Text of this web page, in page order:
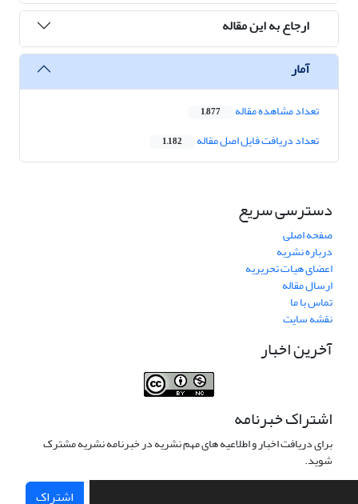
ارجاع به این مقاله
آمار
تعداد مشاهده مقاله 1,877
تعداد دریافت فایل اصل مقاله 1,182
دسترسی سریع
صفحه اصلی
درباره نشریه
اعضای هیات تحریریه
ارسال مقاله
تماس با ما
نقشه سایت
آخرین اخبار
اشتراک خبرنامه
برای دریافت اخبار و اطلاعیه های مهم نشریه در خبرنامه نشریه مشترک
شوید.
اشتراک